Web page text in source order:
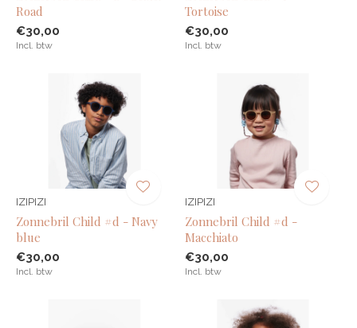
Road
€30,00
Incl. btw
Tortoise
€30,00
Incl. btw
IZIPIZI
Zonnebril Child #d - Navy
blue
€30,00
Incl. btw
IZIPIZI
Zonnebril Child #d -
Macchiato
€30,00
Incl. btw